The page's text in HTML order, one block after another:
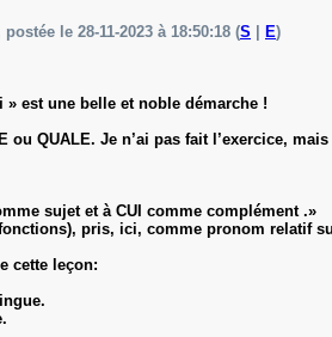
postée le 28-11-2023 à 18:50:18 (S E)
est une belle et noble démarche !
ou QUALE. Je n’ai pas fait l’exercice,
sujet et à CUI comme complément .»
fonctions), pris, ici, comme pronom relatif
cette leçon: